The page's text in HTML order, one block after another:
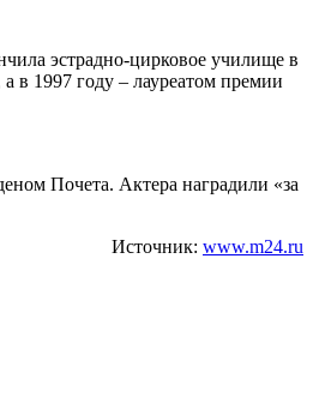
эстрадно-цирковое училище в
в 1997 году – лауреатом премии
Почета. Актера наградили «за
Источник: www.m24.ru